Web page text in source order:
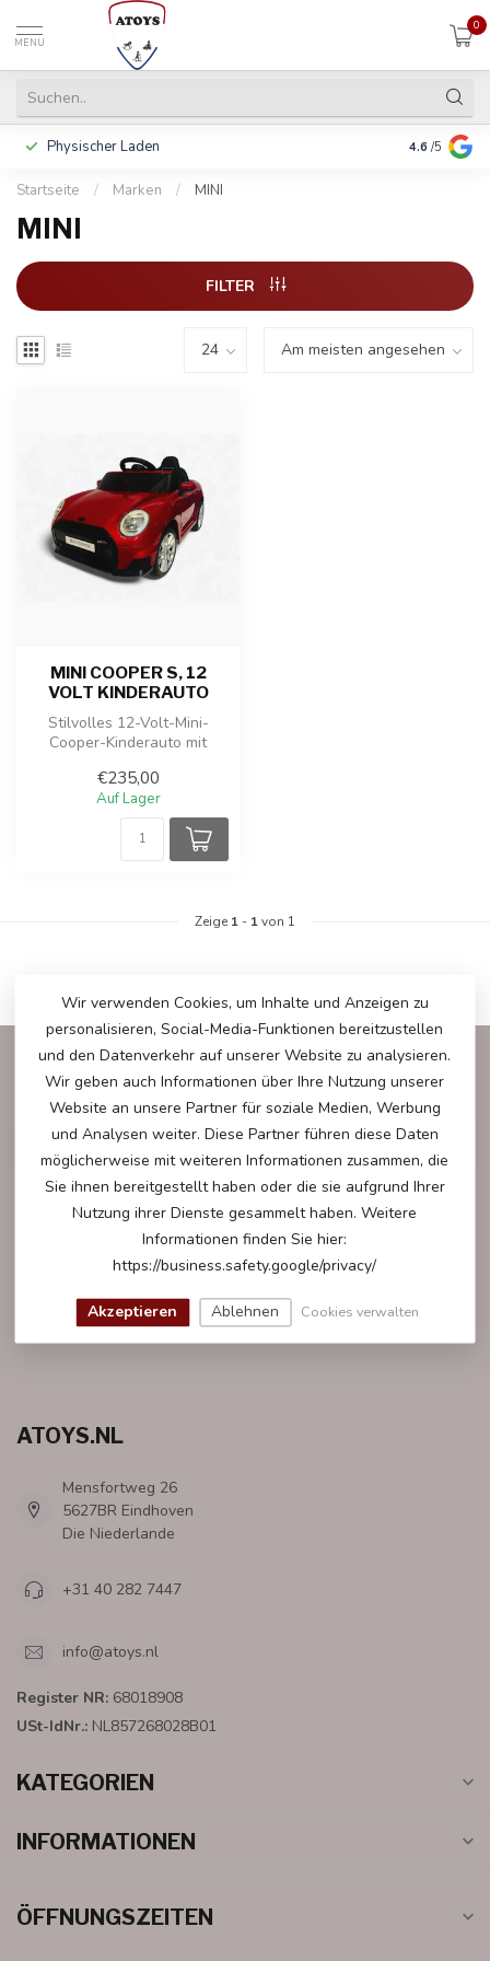
MENU
0
Physischer Laden In 3 Raten
4.6 /5
Startseite / Marken / MINI
MINI
FILTER
MINI COOPER S, 12
VOLT KINDERAUTO
Stilvolles 12-Volt-Mini-
Cooper-Kinderauto mit
Musik. A...
€235,00
Auf Lager
Zeige 1 - 1von 1
WEITERE INFORMATIONEN
Gerne helfen wir Ihnen bei all Ihren Fragen weiter.
KUNDESERVICE
ABONNIEREN SIE UNSEREN NEWSLETTER
Bleibe auf dem Laufenden mit unseren Newsletter-Angeboten
ATOYS.NL
Mensfortweg 26
5627BR Eindhoven
Die Niederlande
+31 40 282 7447
info@atoys.nl
Register NR: 68018908
USt-IdNr.: NL857268028B01
KATEGORIEN
INFORMATIONEN
ÖFFNUNGSZEITEN
Wir verwenden Cookies, um Inhalte und Anzeigen zu
personalisieren, Social-Media-Funktionen bereitzustellen
und den Datenverkehr auf unserer Website zu analysieren.
Wir geben auch Informationen über Ihre Nutzung unserer
Website an unsere Partner für soziale Medien, Werbung
und Analysen weiter. Diese Partner führen diese Daten
möglicherweise mit weiteren Informationen zusammen, die
Sie ihnen bereitgestellt haben oder die sie aufgrund Ihrer
Nutzung ihrer Dienste gesammelt haben. Weitere
Informationen finden Sie hier:
https://business.safety.google/privacy/
Akzeptieren Ablehnen Cookies verwalten